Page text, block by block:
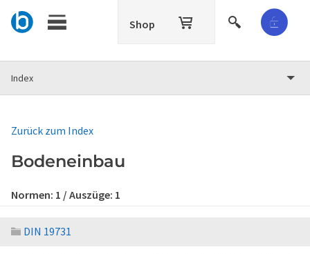
Shop
Index
Zurück zum Index
Bodeneinbau
Normen: 1 / Auszüge: 1
DIN 19731